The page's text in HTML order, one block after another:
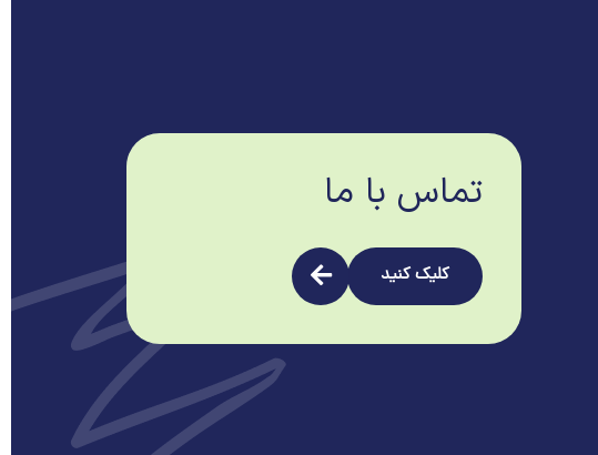
تماس با ما
کلیک کنید